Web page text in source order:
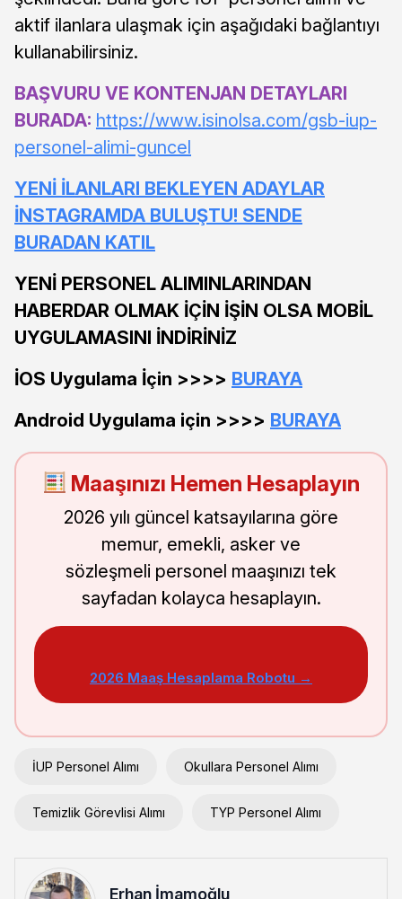
aktif ilanlara ulaşmak için aşağıdaki bağlantıyı
kullanabilirsiniz.
BAŞVURU VE KONTENJAN DETAYLARI
BURADA: https://www.isinolsa.com/gsb-iup-
personel-alimi-guncel
YENİ İLANLARI BEKLEYEN ADAYLAR
İNSTAGRAMDA BULUŞTU! SENDE
BURADAN KATIL
YENİ PERSONEL ALIMINLARINDAN
HABERDAR OLMAK İÇİN İŞİN OLSA MOBİL
UYGULAMASINI İNDİRİNİZ
İOS Uygulama İçin >>>> BURAYA
Android Uygulama için >>>> BURAYA
Maaşınızı Hemen Hesaplayın
2026 yılı güncel katsayılarına göre
memur, emekli, asker ve
sözleşmeli personel maaşınızı tek
sayfadan kolayca hesaplayın.
2026 Maaş Hesaplama Robotu →
İUP Personel Alımı Okullara Personel Alımı
Temizlik Görevlisi Alımı TYP Personel Alımı
Erhan İmamoğlu